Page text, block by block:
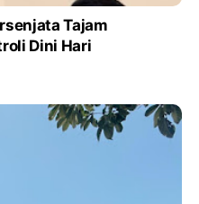
Tajam
Dini Hari